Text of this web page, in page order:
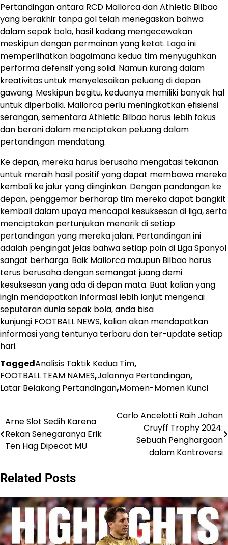
​Pertandingan antara RCD Mallorca dan Athletic Bilbao
yang berakhir tanpa gol telah menegaskan bahwa
dalam sepak bola, hasil kadang mengecewakan
meskipun dengan permainan yang ketat.​ Laga ini
memperlihatkan bagaimana kedua tim menyuguhkan
performa defensif yang solid. Namun kurang dalam
kreativitas untuk menyelesaikan peluang di depan
gawang. Meskipun begitu, keduanya memiliki banyak hal
untuk diperbaiki. Mallorca perlu meningkatkan efisiensi
serangan, sementara Athletic Bilbao harus lebih fokus
dan berani dalam menciptakan peluang dalam
pertandingan mendatang.
Ke depan, mereka harus berusaha mengatasi tekanan
untuk meraih hasil positif yang dapat membawa mereka
kembali ke jalur yang diinginkan. Dengan pandangan ke
depan, penggemar berharap tim mereka dapat bangkit
kembali dalam upaya mencapai kesuksesan di liga, serta
menciptakan pertunjukan menarik di setiap
pertandingan yang mereka jalani. Pertandingan ini
adalah pengingat jelas bahwa setiap poin di Liga Spanyol
sangat berharga. Baik Mallorca maupun Bilbao harus
terus berusaha dengan semangat juang demi
kesuksesan yang ada di depan mata. Buat kalian yang
ingin mendapatkan informasi lebih lanjut mengenai
seputaran dunia sepak bola, anda bisa
kunjungi FOOTBALL NEWS, kalian akan mendapatkan
informasi yang tentunya terbaru dan ter-update setiap
hari.
TaggedAnalisis Taktik Kedua Tim,
FOOTBALL TEAM NAMES,Jalannya Pertandingan,
Latar Belakang Pertandingan,Momen-Momen Kunci
Post
navigation
Arne Slot Sedih Karena
Rekan Senegaranya Erik
Ten Hag Dipecat MU
Carlo Ancelotti Raih Johan
Cruyff Trophy 2024:
Sebuah Penghargaan
dalam Kontroversi
Related Posts